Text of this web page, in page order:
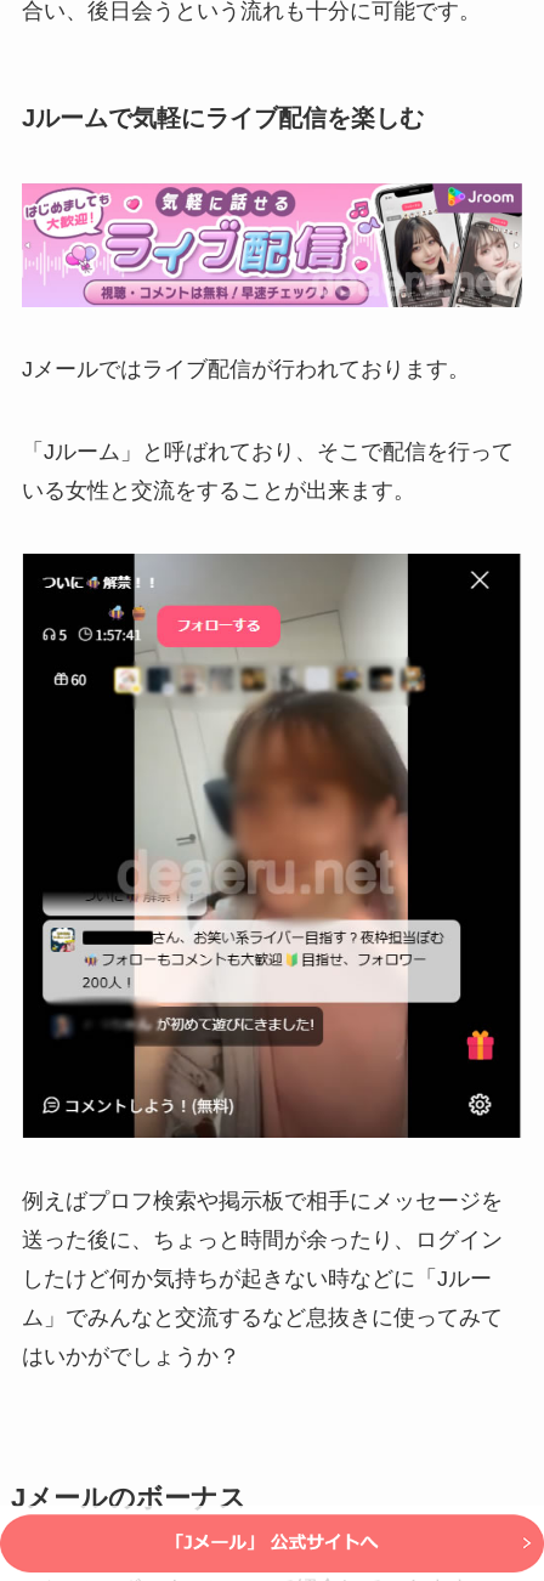
合い、後日会うという流れも十分に可能です。
Jルームで気軽にライブ配信を楽しむ
Jメールではライブ配信が行われております。
「Jルーム」と呼ばれており、そこで配信を行って
いる女性と交流をすることが出来ます。
例えばプロフ検索や掲示板で相手にメッセージを
送った後に、ちょっと時間が余ったり、ログイン
したけど何か気持ちが起きない時などに「Jルー
ム」でみんなと交流するなど息抜きに使ってみて
はいかがでしょうか？
Jメールのボーナス